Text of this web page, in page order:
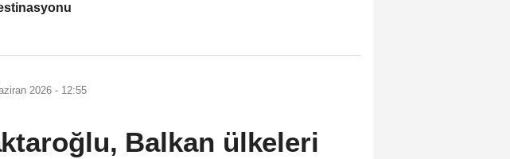
2026 - 12:55
Balkan ülkeleri